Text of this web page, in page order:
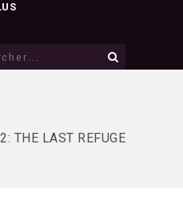
THE LAST REFUGE